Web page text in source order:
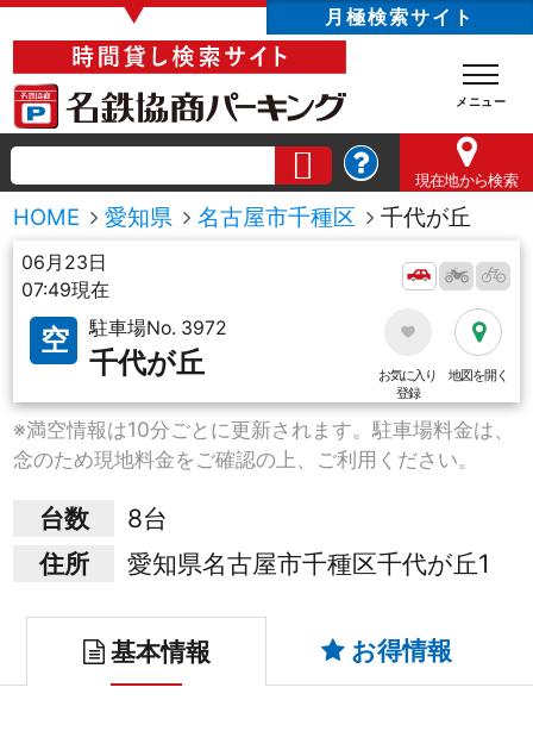
▼ 月極検索サイト
現在地から検索
HOME 愛知県 名古屋市千種区 千代が丘
06月23日
07:49現在
空 駐車場No. 3972
千代が丘
お気に入り
登録
地図を開く
※満空情報は10分ごとに更新されます。駐車場料金は、
念のため現地料金をご確認の上、ご利用ください。
台数
8台
住所
愛知県名古屋市千種区千代が丘1
基本情報 お得情報